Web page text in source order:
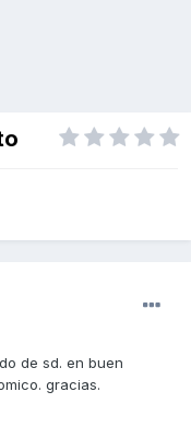
de sd. en buen
gracias.